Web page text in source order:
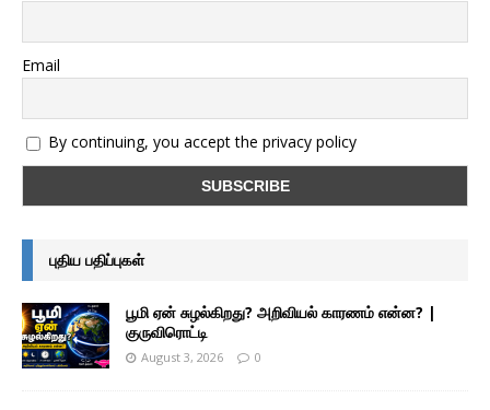
Email
By continuing, you accept the privacy policy
புதிய பதிப்புகள்
பூமி ஏன் சுழல்கிறது? அறிவியல் காரணம் என்ன? |
குருவிரொட்டி
August 3, 2026 0